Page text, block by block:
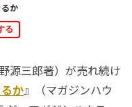
か
る
源三郎著）が売れ続け
か』（マガジンハウ